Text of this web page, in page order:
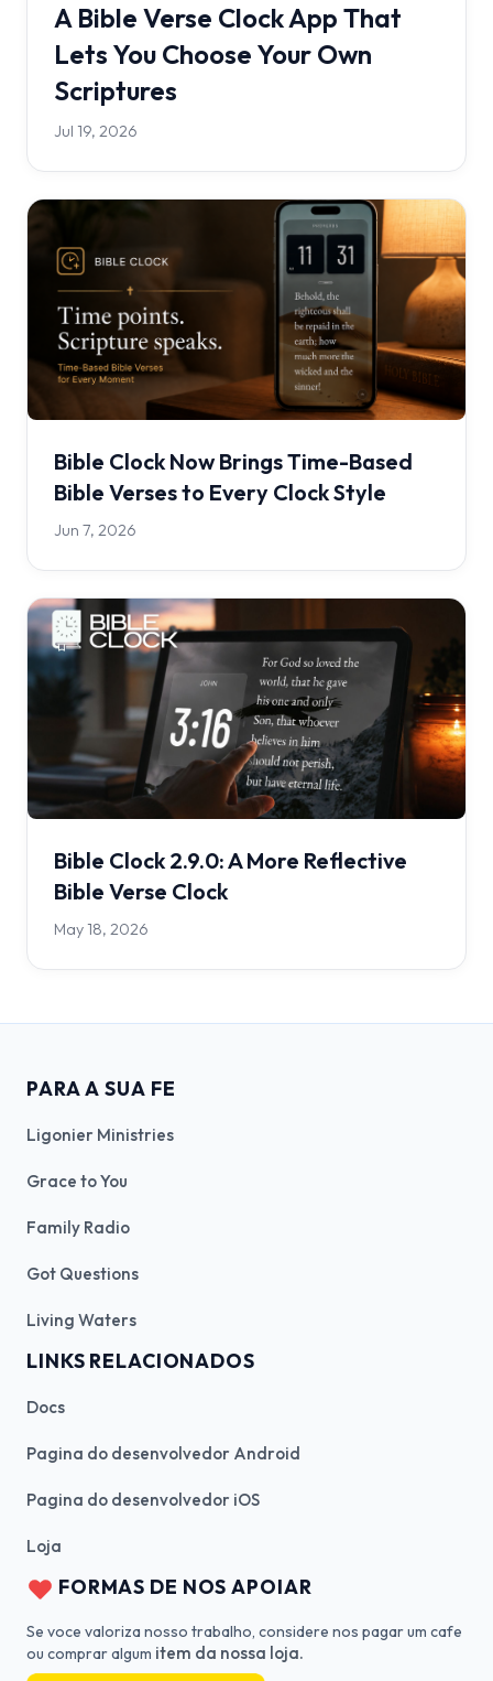
A Bible Verse Clock App That
Lets You Choose Your Own
Scriptures
Jul 19, 2026
Bible Clock Now Brings Time-Based
Bible Verses to Every Clock Style
Jun 7, 2026
Bible Clock 2.9.0: A More Reflective
Bible Verse Clock
May 18, 2026
PARA A SUA FE
Ligonier Ministries
Grace to You
Family Radio
Got Questions
Living Waters
LINKS RELACIONADOS
Docs
Pagina do desenvolvedor Android
Pagina do desenvolvedor iOS
Loja
FORMAS DE NOS APOIAR
Se voce valoriza nosso trabalho, considere nos pagar um cafe
ou comprar algum item da nossa loja.